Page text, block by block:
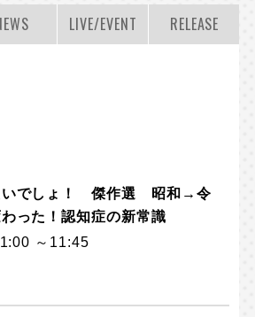
LIVE/EVENT RELEASE
いでしょ！ 傑作選 昭和→令
った！認知症の新常識
～11:45